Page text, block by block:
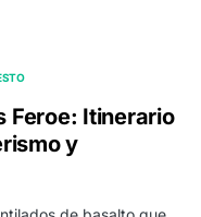
Feroe: Itinerario
y